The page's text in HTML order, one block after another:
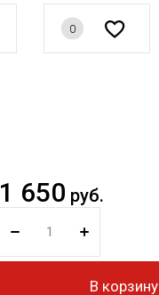
0
1 650 руб.
В корзину